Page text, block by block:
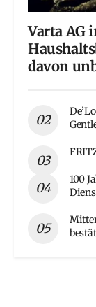
Varta AG
davon
100